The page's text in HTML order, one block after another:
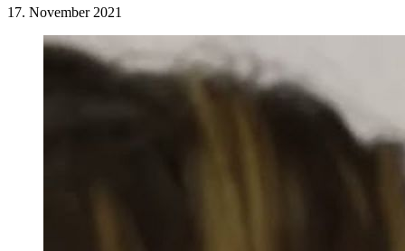
17. November 2021